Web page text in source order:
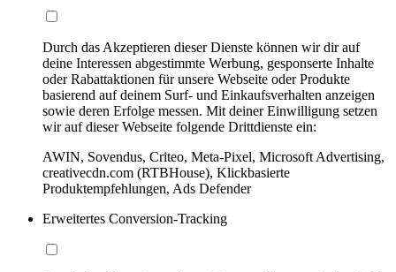
Durch das Akzeptieren dieser Dienste können wir dir auf
deine Interessen abgestimmte Werbung, gesponserte Inhalte
oder Rabattaktionen für unsere Webseite oder Produkte
basierend auf deinem Surf- und Einkaufsverhalten anzeigen
sowie deren Erfolge messen. Mit deiner Einwilligung setzen
wir auf dieser Webseite folgende Drittdienste ein:
AWIN, Sovendus, Criteo, Meta-Pixel, Microsoft Advertising,
creativecdn.com (RTBHouse), Klickbasierte
Produktempfehlungen, Ads Defender
Erweitertes Conversion-Tracking